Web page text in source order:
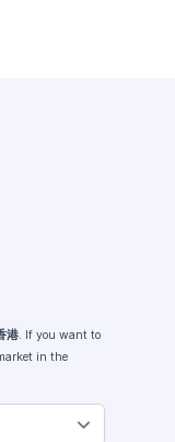
港. If you want to
in the